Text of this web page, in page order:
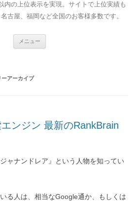
内の上位表示を実現。サイトで上位実績も
古屋、福岡など全国のお客様多数です。
メニュー
ーアーカイブ
ンジン 最新のRankBrain
ャナンドレア』という人物を知ってい
る人は、相当なGoogle通か、もしくは